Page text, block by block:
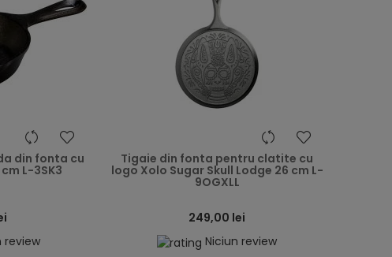
heart
din fonta cu
L-3SK3
review
heart
Tigaie din fonta pentru clatite cu
logo Xolo Sugar Skull Lodge 26 cm L-
9OGXLL
249,00 lei
Niciun review